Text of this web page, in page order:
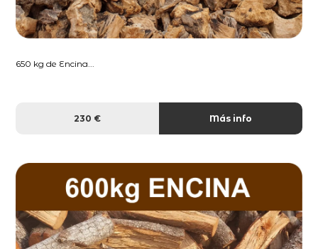
650 kg de Encina...
230 € Más info